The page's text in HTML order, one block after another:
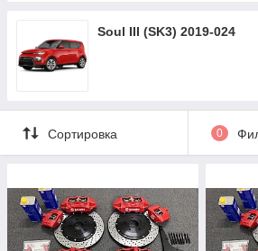
Soul III (SK3) 2019-024
Сортировка 0